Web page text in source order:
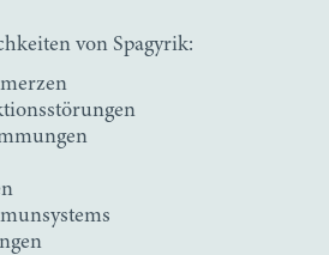
von Spagyrik: